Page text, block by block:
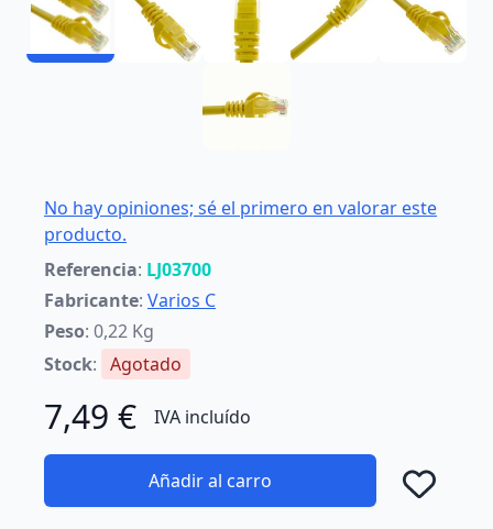
No hay opiniones; sé el primero en valorar este
producto.
Referencia: LJ03700
Fabricante: Varios C
Peso: 0,22 Kg
Stock: Agotado
7,49 € IVA incluído
Añadir al carro